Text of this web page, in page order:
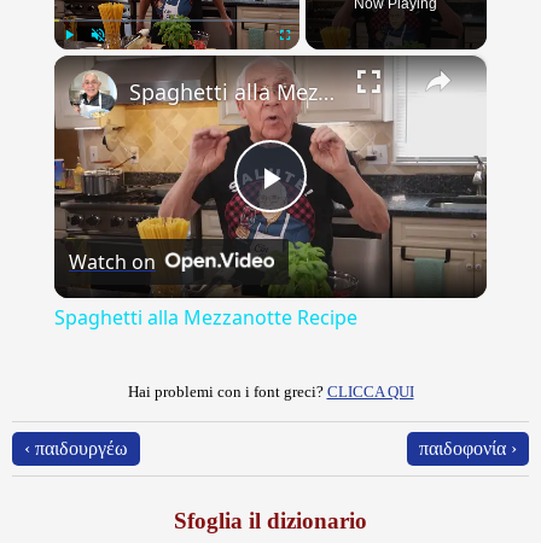
Unmute ×
Play
Video
Spaghetti alla Mezzanotte Recipe
Watch on
Spaghetti alla Mezzanotte Recipe
Hai problemi con i font greci? CLICCA QUI
‹ παιδουργέω παιδοφονία ›
Sfoglia il dizionario